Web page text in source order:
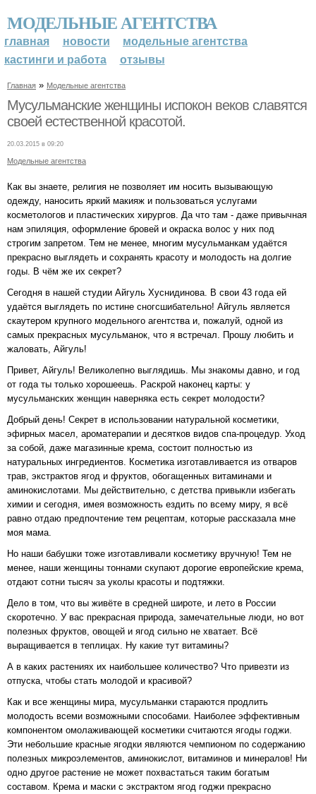
МОДЕЛЬНЫЕ АГЕНТСТВА
главная новости
модельные агентства
кастинги и работа
отзывы
Главная » Модельные агентства
Мусульманские женщины испокон веков славятся
своей естественной красотой.
20.03.2015 в 09:20
Модельные агентства
Как вы знаете, религия не позволяет им носить вызывающую
одежду, наносить яркий макияж и пользоваться услугами
косметологов и пластических хирургов. Да что там - даже привычная
нам эпиляция, оформление бровей и окраска волос у них под
строгим запретом. Тем не менее, многим мусульманкам удаётся
прекрасно выглядеть и сохранять красоту и молодость на долгие
годы. В чём же их секрет?
Сегодня в нашей студии Айгуль Хуснидинова. В свои 43 года ей
удаётся выглядеть по истине сногсшибательно! Айгуль является
скаутером крупного модельного агентства и, пожалуй, одной из
самых прекрасных мусульманок, что я встречал. Прошу любить и
жаловать, Айгуль!
Привет, Айгуль! Великолепно выглядишь. Мы знакомы давно, и год
от года ты только хорошеешь. Раскрой наконец карты: у
мусульманских женщин наверняка есть секрет молодости?
Добрый день! Секрет в использовании натуральной косметики,
эфирных масел, ароматерапии и десятков видов спа-процедур. Уход
за собой, даже магазинные крема, состоит полностью из
натуральных ингредиентов. Косметика изготавливается из отваров
трав, экстрактов ягод и фруктов, обогащенных витаминами и
аминокислотами. Мы действительно, с детства привыкли избегать
химии и сегодня, имея возможность ездить по всему миру, я всё
равно отдаю предпочтение тем рецептам, которые рассказала мне
моя мама.
Но наши бабушки тоже изготавливали косметику вручную! Тем не
менее, наши женщины тоннами скупают дорогие европейские крема,
отдают сотни тысяч за уколы красоты и подтяжки.
Дело в том, что вы живёте в средней широте, и лето в России
скоротечно. У вас прекрасная природа, замечательные люди, но вот
полезных фруктов, овощей и ягод сильно не хватает. Всё
выращивается в теплицах. Ну какие тут витамины?
А в каких растениях их наибольшее количество? Что привезти из
отпуска, чтобы стать молодой и красивой?
Как и все женщины мира, мусульманки стараются продлить
молодость всеми возможными способами. Наиболее эффективным
компонентом омолаживающей косметики считаются ягоды годжи.
Эти небольшие красные ягодки являются чемпионом по содержанию
полезных микроэлементов, аминокислот, витаминов и минералов! Ни
одно другое растение не может похвастаться таким богатым
составом. Крема и маски с экстрактом ягод годжи прекрасно